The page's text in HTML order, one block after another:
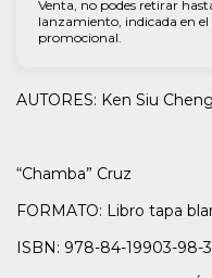
Venta, no podes retirar
lanzamiento, indicada en
promocional.
AUTORES: Ken Siu
“Chamba” Cruz
FORMATO: Libro tapa
ISBN: 978-84-19903-98-3